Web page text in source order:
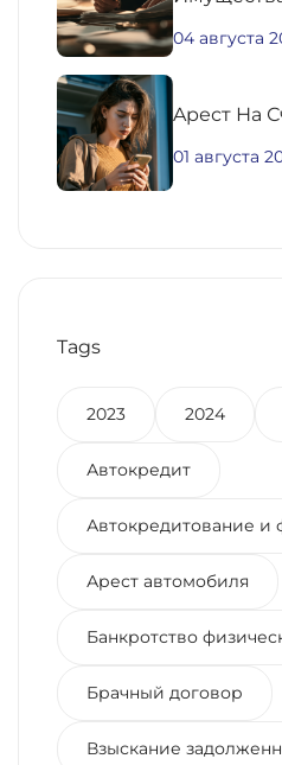
04 августа
Aрест На
01 августа
Tags
2023 2024
Автокредит
Автокредитование и
Арест автомобиля
Банкротство
Брачный договор
Взыскание